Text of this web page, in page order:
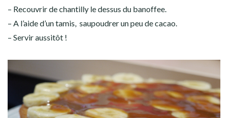
– Recouvrir de chantilly le dessus du banoffee.
– A l’aide d’un tamis, saupoudrer un peu de cacao.
– Servir aussitôt !